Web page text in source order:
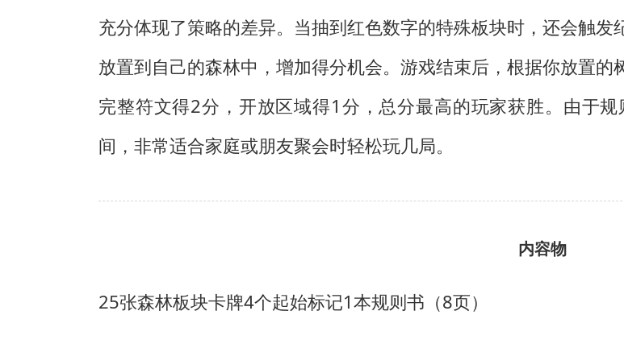
充分体现了策略的差异。当抽到红色数字的特殊板块时，还会触
放置到自己的森林中，增加得分机会。游戏结束后，根据你放置
完整符文得2分，开放区域得1分，总分最高的玩家获胜。由于
间，非常适合家庭或朋友聚会时轻松玩几局。
内容物
25张森林板块卡牌4个起始标记1本规则书（8页）